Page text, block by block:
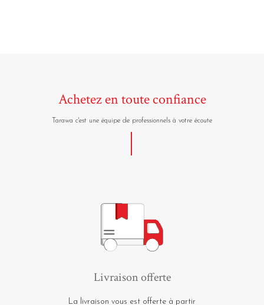
Achetez en toute confiance
Tarawa c'est une équipe de professionnels à votre écoute
Livraison offerte
La livraison vous est offerte à partir